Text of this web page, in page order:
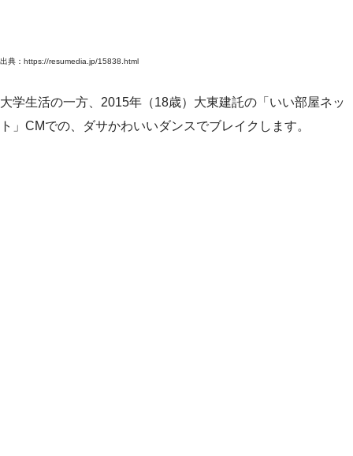
出典：https://resumedia.jp/15838.html
大学生活の一方、2015年（18歳）大東建託の「いい部屋ネッ
ト」CMでの、ダサかわいいダンスでブレイクします。